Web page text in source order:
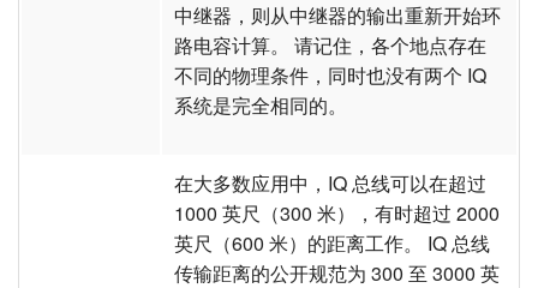
中继器，则从中继器的输出重新开始环
路电容计算。 请记住，各个地点存在
不同的物理条件，同时也没有两个 IQ
系统是完全相同的。
在大多数应用中，IQ 总线可以在超过
1000 英尺（300 米），有时超过 2000
英尺（600 米）的距离工作。 IQ 总线
传输距离的公开规范为 300 至 3000 英